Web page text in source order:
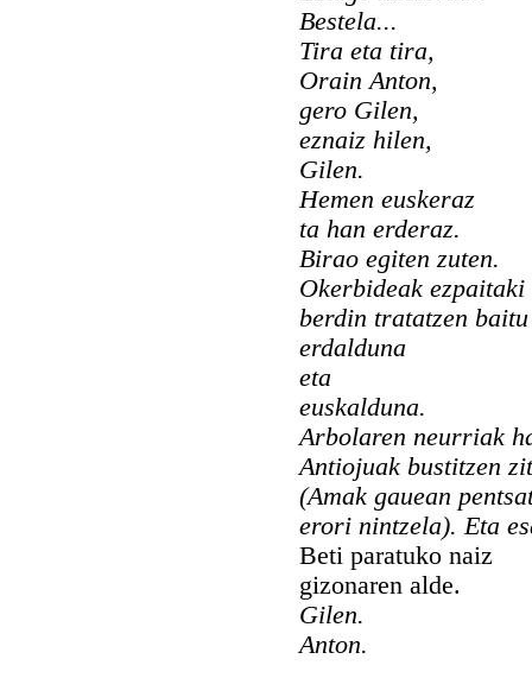
Bestela...
Tira eta tira,
Orain Anton,
gero Gilen,
eznaiz hilen,
Gilen.
Hemen euskeraz
ta han erderaz.
Birao egiten zuten.
Okerbideak
berdin tratatzen baitu
erdalduna
eta
euskalduna.
Arbolaren neurriak
Antiojuak bustitzen
(Amak gauean
erori nintzela). Eta
Beti paratuko naiz
gizonaren alde.
Gilen.
Anton.